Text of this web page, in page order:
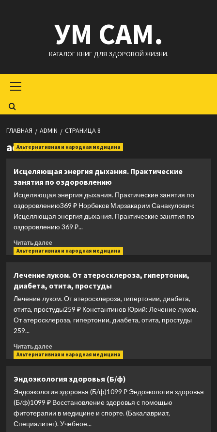
УМ САМ.
КАТАЛОГ КНИГ ДЛЯ ЗДОРОВОЙ ЖИЗНИ.
меню
ГЛАВНАЯ ADMIN СТРАНИЦА 8
admin
Альтернативная и народная медицина
Исцеляющая энергия дыхания. Практические
занятия по оздоровлению
Исцеляющая энергия дыхания. Практические занятия по
оздоровлению369 ₽ Норбеков Мирзакарим Санакулович:
Исцеляющая энергия дыхания. Практические занятия по
оздоровлению 369 ₽...
Читать далееПрочитать
больше
энергия
дыхания.
Практические
занятия
по
оздоровлению
Альтернативная и народная медицина
Лечение луком. От атеросклероза, гипертонии,
диабета, отита, простуды
Лечение луком. От атеросклероза, гипертонии, диабета,
отита, простуды259 ₽ Константинов Юрий: Лечение луком.
От атеросклероза, гипертонии, диабета, отита, простуды
259...
Читать далееПрочитать
больше
луком.
От
атеросклероза,
диабета,
отита,
Альтернативная и народная медицина
Эндоэкология здоровья (Б/ф)
Эндоэкология здоровья (Б/ф)1099 ₽ Эндоэкология здоровья
(Б/ф)1099 ₽ Восстановление здоровья с помощью
фитотерапии в медицине и спорте. (Бакалавриат,
Специалитет). Учебное...